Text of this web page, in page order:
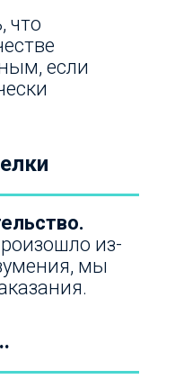
что
если
из-
мы